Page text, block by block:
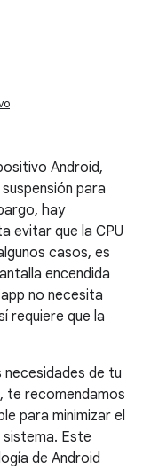
Android,
para
hay
evitar que la CPU
casos, es
encendida
no necesita
requiere que la
necesidades de tu
te recomendamos
para minimizar el
Este
de Android